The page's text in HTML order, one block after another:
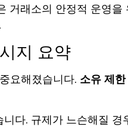
거래소의 안정적 운영을
지 요약
요해졌습니다. 소유 제한
다. 규제가 느슨해질 경